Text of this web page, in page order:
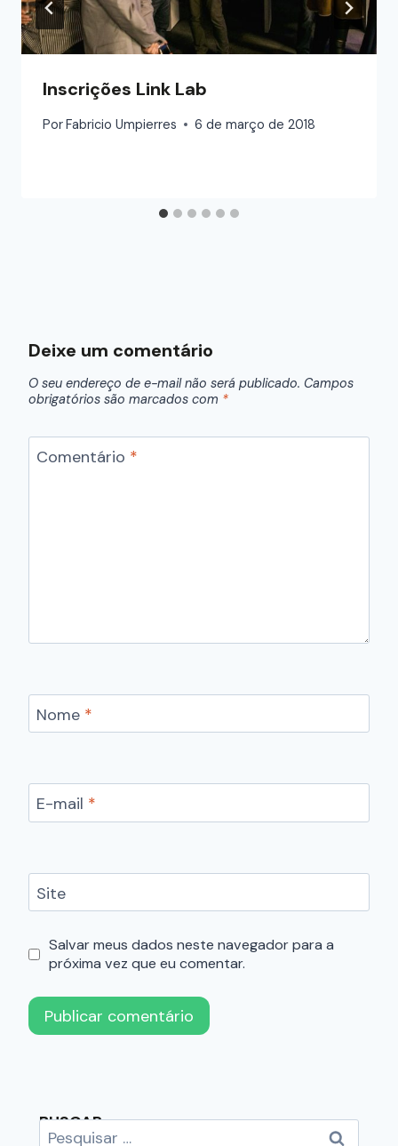
Inscrições Link Lab
PorFabricio Umpierres 6 de março de 2018
Deixe um comentário
O seu endereço de e-mail não será publicado. Campos
obrigatórios são marcados com *
Comentário *
Nome *
E-mail *
Site
Salvar meus dados neste navegador para a
próxima vez que eu comentar.
BUSCAR